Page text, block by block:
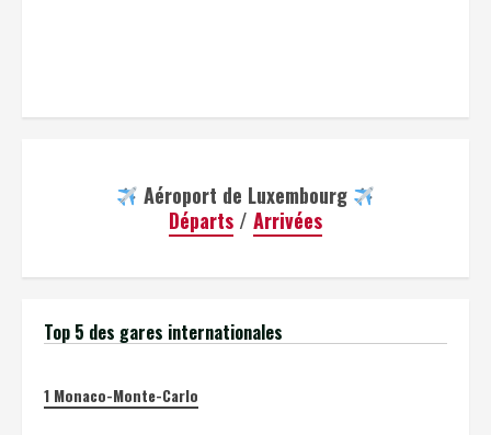
Aéroport de Luxembourg
Départs / Arrivées
Top 5 des gares internationales
1 Monaco-Monte-Carlo